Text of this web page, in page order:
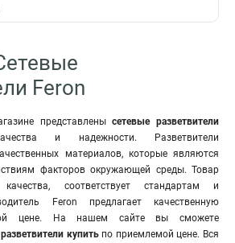
Feron
представленысетевые разветвители
и надежности. Разветвители
материалов, которые являются
факторов окружающей среды. Товар
соответствует стандартам и
Feron предлагает качественную
цене. На нашем сайте вы сможете
купить по приемлемой цене. Вся